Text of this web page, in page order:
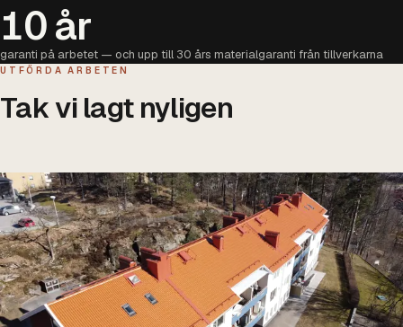
10 år
garanti på arbetet — och upp till 30 års materialgaranti från tillverkarna
UTFÖRDA ARBETEN
Tak vi lagt nyligen